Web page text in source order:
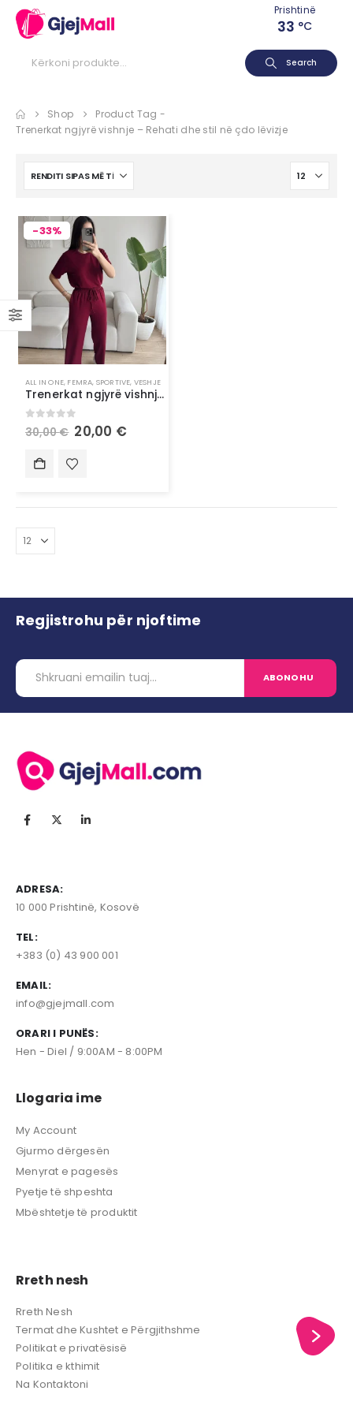
Prishtinë
33 °C
Search
Shop
Product Tag -
Trenerkat ngjyrë vishnje – Rehati dhe stil në çdo lëvizje
-33%
ALL IN ONE, FEMRA, SPORTIVE, VESHJE
Trenerkat ngjyrë vishnje – Rehati dhe stil në çdo lëvizje
out of 5
30,00€ 20,00 €
Regjistrohu për njoftime
ADRESA:
10 000 Prishtinë, Kosovë
TEL:
+383 (0) 43 900 001
EMAIL:
info@gjejmall.com
ORARI I PUNËS:
Hen - Diel / 9:00AM - 8:00PM
Llogaria ime
My Account
Gjurmo dërgesën
Menyrat e pagesës
Pyetje të shpeshta
Mbështetje të produktit
Rreth nesh
Rreth Nesh
Termat dhe Kushtet e Përgjithshme
Politikat e privatësisë
Politika e kthimit
Na Kontaktoni